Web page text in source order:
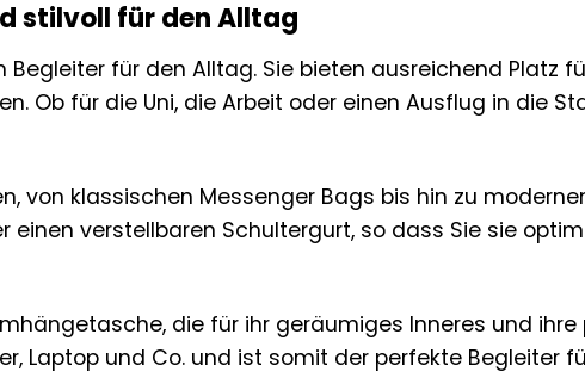
stilvoll für den Alltag
Begleiter für den Alltag. Sie bieten ausreichend Platz
Ob für die Uni, die Arbeit oder einen Ausflug in die
von klassischen Messenger Bags bis hin zu
verstellbaren Schultergurt, so dass Sie sie
die für ihr geräumiges Inneres und
Laptop und Co. und ist somit der perfekte Begleiter